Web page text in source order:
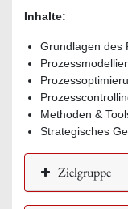
Inhalte:
Grundlagen des
Methoden &
Strategisches
Zielgruppe